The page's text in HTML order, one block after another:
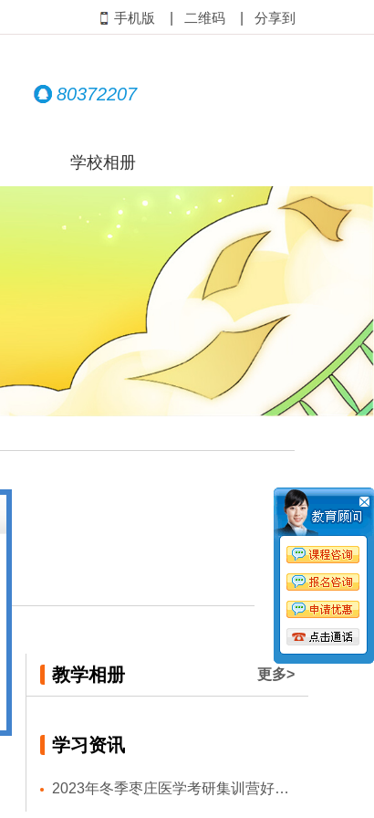
手机版 二维码 分享到
80372207
学校相册
教学相册 更多>
学习资讯
2023年冬季枣庄医学考研集训营好的表现例子